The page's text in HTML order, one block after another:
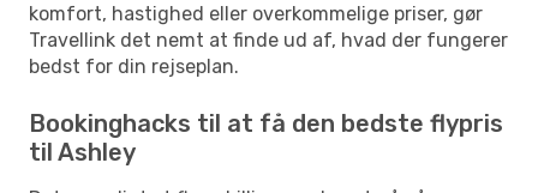
komfort, hastighed eller overkommelige priser, gør
Travellink det nemt at finde ud af, hvad der fungerer
bedst for din rejseplan.
Bookinghacks til at få den bedste flypris
til Ashley